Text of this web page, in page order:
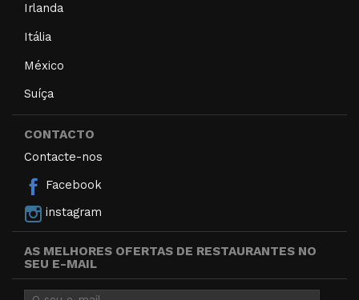
Irlanda
Itália
México
Suíça
CONTACTO
Contacte-nos
Facebook
instagram
AS MELHORES OFERTAS DE RESTAURANTES NO
SEU E-MAIL